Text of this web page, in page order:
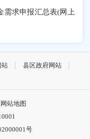
需求申报汇总表(网上
站
县区政府网站
网站地图
号